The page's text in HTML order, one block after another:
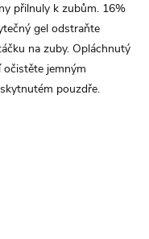
přilnuly k zubům. 16%
gel odstraňte
na zuby. Opláchnutý
jemným
pouzdře.